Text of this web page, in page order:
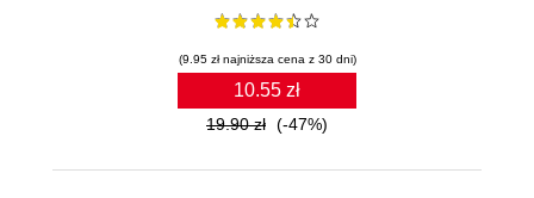
(9.95 zł najniższa cena z 30 dni)
10.55 zł
19.90 zł (-47%)